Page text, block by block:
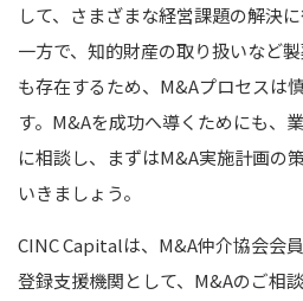
して、さまざまな経営課題の解決
一方で、知的財産の取り扱いなど
も存在するため、M&Aプロセスは
す。M&Aを成功へ導くためにも、
に相談し、まずはM&A実施計画の
いきましょう。
CINC Capitalは、M&A仲介協会会
登録支援機関として、M&Aのご相